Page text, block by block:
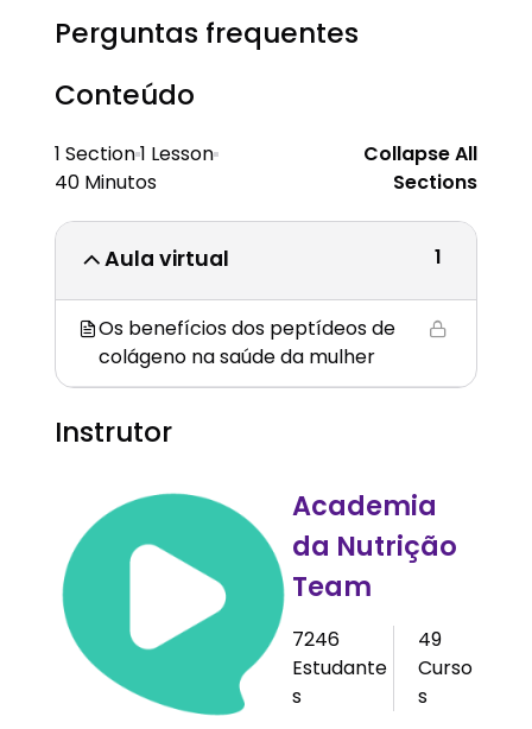
Perguntas frequentes
Conteúdo
1 Section1 Lesson
40 Minutos
Collapse All
Sections
Aula virtual 1
Os benefícios dos peptídeos de
colágeno na saúde da mulher
Instrutor
Academia
da Nutrição
Team
7246
Estudante
s
49
Curso
s